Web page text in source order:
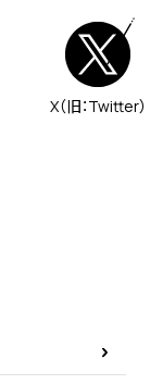
X（旧：Twitter）